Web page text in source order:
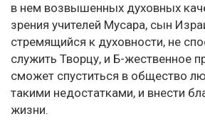
в нем возвышенных духовных
зрения учителей Мусара, сын
стремящийся к духовности, не
служить Творцу, и Б-жественное
сможет спуститься в общество
такими недостатками, и внести
жизни.